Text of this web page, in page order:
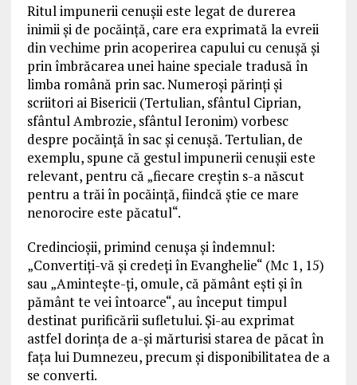
Ritul impunerii cenuşii este legat de durerea
inimii şi de pocăinţă, care era exprimată la evreii
din vechime prin acoperirea capului cu cenuşă şi
prin îmbrăcarea unei haine speciale tradusă în
limba română prin sac. Numeroşi părinţi şi
scriitori ai Bisericii (Tertulian, sfântul Ciprian,
sfântul Ambrozie, sfântul Ieronim) vorbesc
despre pocăinţă în sac şi cenuşă. Tertulian, de
exemplu, spune că gestul impunerii cenuşii este
relevant, pentru că „fiecare creştin s-a născut
pentru a trăi în pocăinţă, fiindcă ştie ce mare
nenorocire este păcatul“.
Credincioşii, primind cenuşa şi îndemnul:
„Convertiţi-vă şi credeţi în Evanghelie“ (Mc 1, 15)
sau „Aminteşte-ţi, omule, că pământ eşti şi în
pământ te vei întoarce“, au început timpul
destinat purificării sufletului. Şi-au exprimat
astfel dorinţa de a-şi mărturisi starea de păcat în
faţa lui Dumnezeu, precum şi disponibilitatea de a
se converti.